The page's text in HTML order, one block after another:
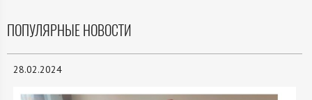
ПОПУЛЯРНЫЕ НОВОСТИ
28.02.2024